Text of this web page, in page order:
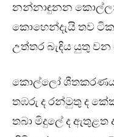
නන්නාඳුනන
කොහෙන්දැයි තව
උත්තර බැඳිය යුතු
කොල්ලෝ ශීතකරණය
තඹරු ද රන්මුතු ද
තබා මිදුලේ ද ඇතුළත